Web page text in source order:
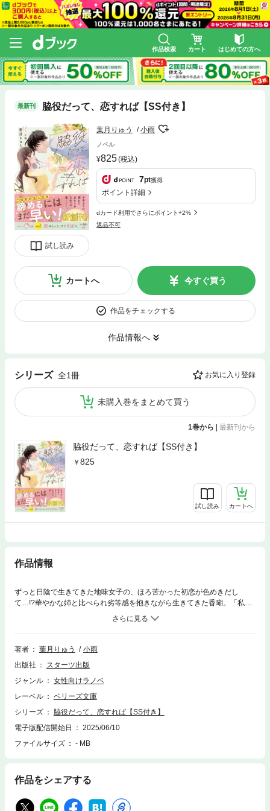
作品検索 カート はじめての方へ
最新刊 脇役だって、恋すれば【SS付き】
試し読み
葉月りゅう 小雨
ノベル
825(税込)
7pt獲得
ポイント詳細
dカード利用でさらにポイント+2%
返品不可
カートへ 今すぐ買う
作品をチェックする
作品情報へ
シリーズ 全1冊 お気に入り登録
未購入巻をまとめて買う
1巻から | 最新刊から
脇役だって、恋すれば【SS付き】
825
試し読み カートへ
作品情報
ずっと日陰で生きてきた地味女子の、ほろ苦かった初恋が色めきだし
て…!?華やかな姉と比べられ劣等感を抱きながら生きてきた香瑚。「私は
主人公になれない」と諦めていたある日、高校の同級生・青羽と再会す
る。8年前の苦い初恋相手である彼と仕事で一緒に過ごすうち、燻ってい
た恋心が動き出す！ 無関心そうに見えて実は香瑚のことをよく見てくれ
ている青羽にときめきは募るばかり。距離は近づいているはずなのに、脇
著者 葉月りゅう
小雨
出版社
スターツ出版
ジャンル
女性向けラノベ
レーベル
ベリーズ文庫
シリーズ
脇役だって、恋すれば【SS付き】
電子版配信開始日
2025/06/10
ファイルサイズ
- MB
作品をシェアする